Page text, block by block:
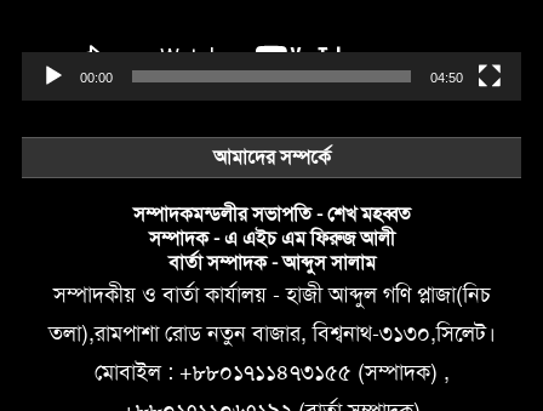
00:00 04:50
আমাদের সম্পর্কে
সম্পাদকমন্ডলীর সভাপতি - শেখ মহব্বত
সম্পাদক - এ এইচ এম ফিরুজ আলী
বার্তা সম্পাদক - আব্দুস সালাম
সম্পাদকীয় ও বার্তা কার্যালয় - হাজী আব্দুল গণি প্লাজা(নিচ
তলা),রামপাশা রোড নতুন বাজার, বিশ্বনাথ-৩১৩০,সিলেট।
মোবাইল : +৮৮০১৭১১৪৭৩১৫৫ (সম্পাদক) ,